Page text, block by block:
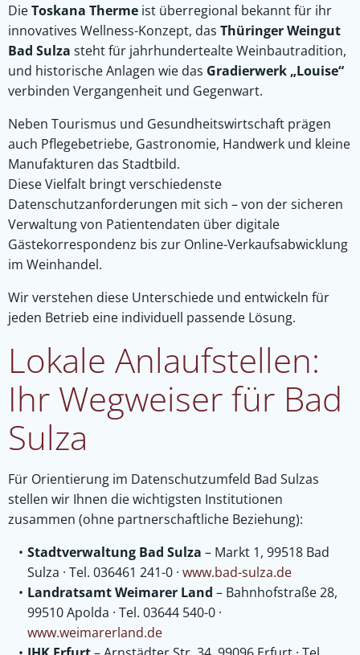
DieToskana Therme ist überregional bekannt für ihr
innovatives Wellness-Konzept, das Thüringer Weingut
Bad Sulza steht für jahrhundertealte Weinbautradition,
und historische Anlagen wie das Gradierwerk „Louise“
verbinden Vergangenheit und Gegenwart.
Neben Tourismus und Gesundheitswirtschaft prägen
auch Pflegebetriebe, Gastronomie, Handwerk und kleine
Manufakturen das Stadtbild.
Diese Vielfalt bringt verschiedenste
Datenschutzanforderungen mit sich – von der sicheren
Verwaltung von Patientendaten über digitale
Gästekorrespondenz bis zur Online-Verkaufsabwicklung
im Weinhandel.
Wir verstehen diese Unterschiede und entwickeln für
jeden Betrieb eine individuell passende Lösung.
Lokale Anlaufstellen:
Ihr Wegweiser für Bad
Sulza
Für Orientierung im Datenschutzumfeld Bad Sulzas
stellen wir Ihnen die wichtigsten Institutionen
zusammen (ohne partnerschaftliche Beziehung):
Stadtverwaltung Bad Sulza – Markt 1, 99518 Bad
Sulza · Tel. 036461 241-0 · www.bad-sulza.de
Landratsamt Weimarer Land – Bahnhofstraße 28,
99510 Apolda · Tel. 03644 540-0 ·
www.weimarerland.de